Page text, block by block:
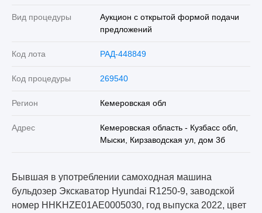
Вид процедуры
Аукцион с открытой формой подачи
предложений
Код лота РАД-448849
Код процедуры 269540
Регион Кемеровская обл
Адрес
Кемеровская область - Кузбасс обл,
Мыски, Кирзаводская ул, дом 3б
Бывшая в употреблении самоходная машина
бульдозер Экскаватор Hyundai R1250-9, заводской
номер HHKHZE01AE0005030, год выпуска 2022, цвет